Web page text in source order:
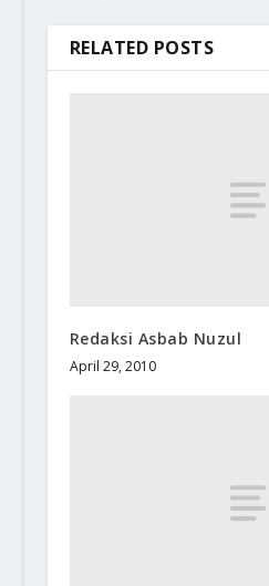
RELATED POSTS
Redaksi Asbab Nuzul
April 29, 2010